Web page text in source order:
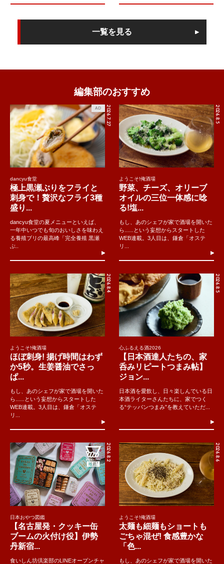
一覧を見る
編集部のおすすめ
2026.7.27
AD
dancyu食堂
極上黒瀬ぶりをフライと
刺身で！贅沢なフライ3種
盛り...
dancyu食堂の夏メニューといえば、
一年中いつでも旬のおいしさを味わえ
る養殖ブリの最高峰「完全養殖 黒瀬
ぶ..
2026.8.5
ようこそ!俺酒場
野菜、チーズ、オリーブ
オイルの三位一体感に唸
る!塩...
もし、あのシェフが家で酒場を開いた
ら......という妄想からスタートした
WEB連載。3人目は、鎌倉「オステ
リ...
2026.8.4
ようこそ!俺酒場
ほぼ刺身! 揚げ時間はわず
か5秒。生姜醤油でさっ
ぱ...
もし、あのシェフが家で酒場を開いた
ら......という妄想からスタートした
WEB連載。3人目は、鎌倉「オステ
リ...
2026.8.5
心ふるえる酒2026
【日本酒達人たちの、家
呑みリピートつまみ帖】
ジョン...
日本酒を愛飲し、日々楽しんでいる日
本酒ライターさんたちに、家でつく
る“テッパンつまみ”を教えていただ...
2026.8.2
日本おやつ図鑑
【名古屋発・クッキー缶
ブームの火付け役】伊勢
丹新宿...
食いしん坊倶楽部のLINEオープンチャ
2026.8.6
ようこそ!俺酒場
太麺も細麺もショートも
ごちゃ混ぜ! 食感豊かな
「色...
もし、あのシェフが家で酒場を開いた